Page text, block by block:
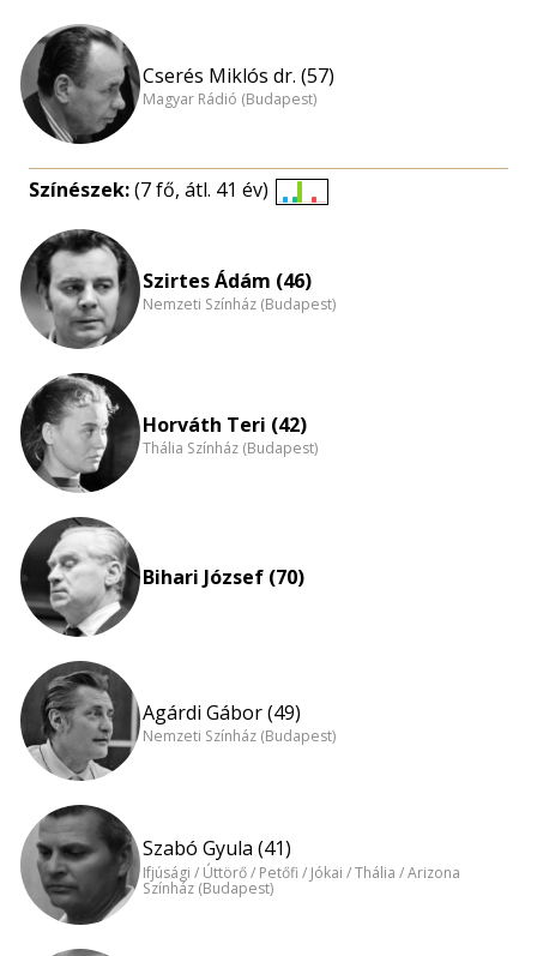
Cserés Miklós dr. (57)
Magyar Rádió (Budapest)
Színészek:(7 fő, átl. 41 év)
nagyítása
Szirtes Ádám (46)
Nemzeti Színház (Budapest)
Horváth Teri (42)
Thália Színház (Budapest)
Bihari József (70)
Agárdi Gábor (49)
Nemzeti Színház (Budapest)
Szabó Gyula (41)
Ifjúsági / Úttörő / Petőfi / Jókai / Thália / Arizona
Színház (Budapest)